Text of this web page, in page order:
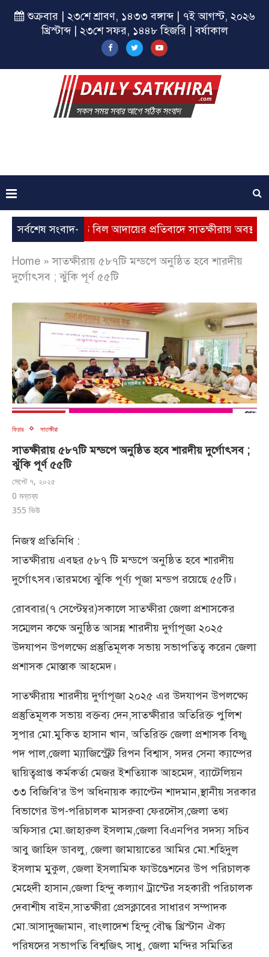
শুক্রবার | ২৩শে শ্রাবণ, ১৪৩৩ বঙ্গাব্দ | ৭ই আগস্ট, ২০২৬
খ্রিস্টাব্দ | ২৩শে সফর, ১৪৪৮ হিজরি | বর্ষাকাল
সর্বশেষ সংবাদ-
ভূতুড়ে বিল আদায়ের প্রতিবাদে সাতক্ষীরায় অবস্থান কর্মসূচি
Home »সাতক্ষীরায় ৫৮৭টি মন্ডপে অনুষ্ঠিত হবে শারদীয়
দুর্গোৎসব ; ঝুঁকি পূর্ণ ৫৫টি
ফিচার সাতক্ষীরা
সাতক্ষীরায় ৫৮৭টি মন্ডপে অনুষ্ঠিত হবে শারদীয় দুর্গোৎসব ;
ঝুঁকি পূর্ণ ৫৫টি
সেপ্টে ৭, ২০২৫
0 মন্তব্য
355 ভিউ
নিজস্ব প্রতিনিধি :
সাতক্ষীরায় এবছর ৫৮৭ টি মন্ডপে অনুষ্ঠিত হবে শারদীয়
দুর্গোৎসব।তারমধ্যে ঝুঁকি পূর্ণ্য পূজা মন্ডপ রয়েছে ৫৫টি।
রোববার(৭ সেপ্টেম্বর)সকালে সাতক্ষীরা জেলা প্রশাসকের
সম্মেলন কক্ষে অনুষ্ঠিত আসন্ন শারদীয় দুর্গাপূজা ২০২৫
উদযাপন উপলক্ষ্যে প্রস্তুতিমূলক সভায় সভাপতিত্ব করেন জেলা
প্রশাসক মোস্তাক আহমেদ।
সাতক্ষীরায় শারদীয় দুর্গাপূজা ২০২৫ এর উদযাপন উপলক্ষ্যে
প্রস্তুতিমূলক সভায় বক্তব্য দেন,সাতক্ষীরার অতিরিক্ত পুলিশ
সুপার মো.মুকিত হাসান খান, অতিরিক্ত জেলা প্রশাসক বিষ্ণু
পদ পাল,জেলা ম্যাজিস্ট্রেট রিপন বিশ্বাস, সদর সেনা ক্যাম্পের
দ্বায়িত্বপ্রাপ্ত কর্মকর্তা মেজর ইশতিয়াক আহমেদ, ব্যাটেলিয়ন
৩৩ বিজিবি’র উপ অধিনায়ক ক্যাপ্টেন শাদমান,স্থানীয় সরকার
বিভাগের উপ-পরিচালক মাসরুবা ফেরদৌস,জেলা তথ্য
অফিসার মো.জাহারুল ইসলাম,জেলা বিএনপির সদস্য সচিব
আবু জাহিদ ডাবলু, জেলা জামায়াতের আমির মো.শহিদুল
ইসলাম মুকুল, জেলা ইসলামিক ফাউণ্ডেশনের উপ পরিচালক
মেহেদী হাসান,জেলা হিন্দু কল্যাণ ট্রাস্টের সহকারী পরিচালক
দেবাশীষ বাইন,সাতক্ষীরা প্রেসক্লাবের সাধারণ সম্পাদক
মো.আসাদুজ্জামান, বাংলাদেশ হিন্দু বৌদ্ধ খ্রিস্টান ঐক্য
পরিষদের সভাপতি বিশ্বজিৎ সাধু, জেলা মন্দির সমিতির